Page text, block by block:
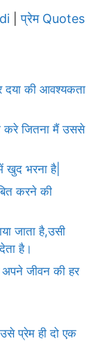
|प्रेम Quotes
दया की आवश्यकता
करे जितना मैं उससे
खुद भरना है|
करने की
जाता है,उसी
है।
जीवन की हर
प्रेम ही दो एक